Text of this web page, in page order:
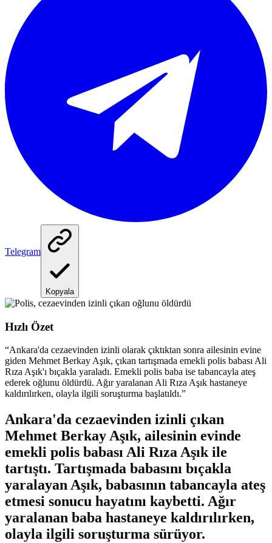
Telegram
Kopyala
Hızlı Özet
“Ankara'da cezaevinden izinli olarak çıktıktan sonra ailesinin evine
giden Mehmet Berkay Aşık, çıkan tartışmada emekli polis babası Ali
Rıza Aşık'ı bıçakla yaraladı. Emekli polis baba ise tabancayla ateş
ederek oğlunu öldürdü. Ağır yaralanan Ali Rıza Aşık hastaneye
kaldırılırken, olayla ilgili soruşturma başlatıldı.”
Ankara'da cezaevinden izinli çıkan
Mehmet Berkay Aşık, ailesinin evinde
emekli polis babası Ali Rıza Aşık ile
tartıştı. Tartışmada babasını bıçakla
yaralayan Aşık, babasının tabancayla ateş
etmesi sonucu hayatını kaybetti. Ağır
yaralanan baba hastaneye kaldırılırken,
olayla ilgili soruşturma sürüyor.